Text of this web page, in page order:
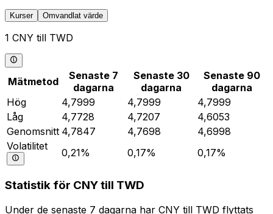
Kurser Omvandlat värde
1 CNY till TWD
Mätmetod
Senaste 7
dagarna
Senaste 30
dagarna
Senaste 90
dagarna
Hög
4,7999 4,7999
4,7999
Låg
4,7728 4,7207
4,6053
Genomsnitt 4,7847 4,7698
4,6998
Volatilitet
0,21% 0,17% 0,17%
Statistik för CNY till TWD
Under de senaste 7 dagarna har CNY till TWD flyttats